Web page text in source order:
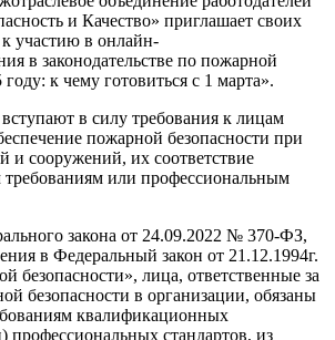
и Качество» приглашает своих
участию в онлайн-
в законодательстве по пожарной
к чему готовиться с 1 марта».
в силу требования к лицам
пожарной безопасности при
и сооружений, их соответствие
или профессиональным
закона от 24.09.2022 № 370-ФЗ,
в Федеральный закон от 21.12.1994г.
лица, ответственные за
безопасности в организации, обязаны
квалификационных
профессиональных стандартов, из